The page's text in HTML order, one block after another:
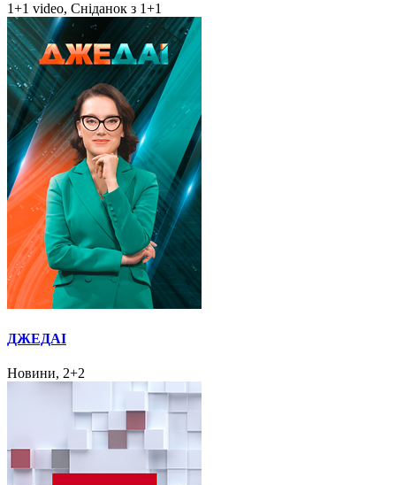
1+1 video, Сніданок з 1+1
ДЖЕДАІ
Новини, 2+2